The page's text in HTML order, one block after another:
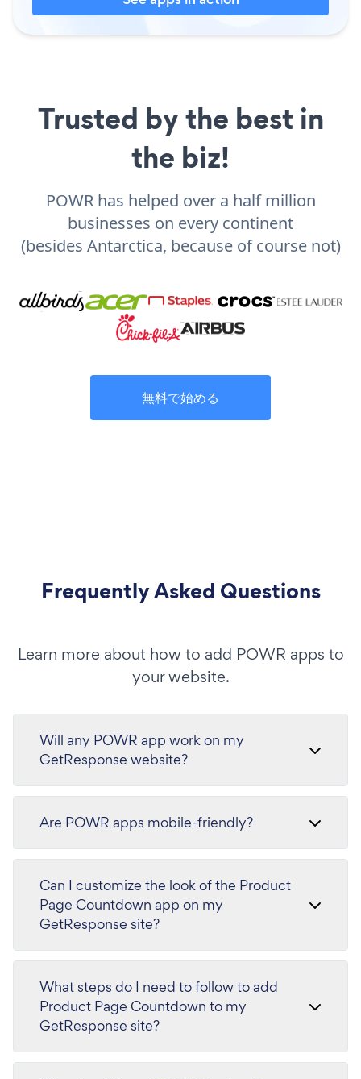
Trusted by the best in
the biz!
POWR has helped over a half million
businesses on every continent
(besides Antarctica, because of course not)
無料で始める
Frequently Asked Questions
Learn more about how to add POWR apps to
your website.
Will any POWR app work on my
GetResponse website?
Are POWR apps mobile-friendly?
Can I customize the look of the Product
Page Countdown app on my
GetResponse site?
What steps do I need to follow to add
Product Page Countdown to my
GetResponse site?